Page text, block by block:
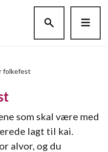
folkefest
som skal være med
lagt til kai.
alvor, og du